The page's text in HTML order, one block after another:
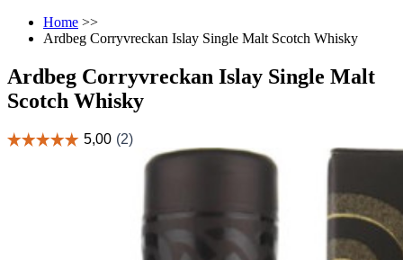
Home >>
Ardbeg Corryvreckan Islay Single Malt Scotch Whisky
Ardbeg Corryvreckan Islay Single Malt
Scotch Whisky